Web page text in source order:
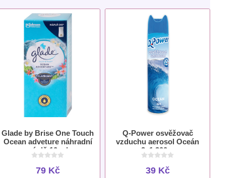
Glade by Brise One Touch
Ocean adveture náhradní
náplň 10 ml
79 Kč
Q-Power osvěžovač
vzduchu aerosol Oceán
2v1 300 g
39 Kč